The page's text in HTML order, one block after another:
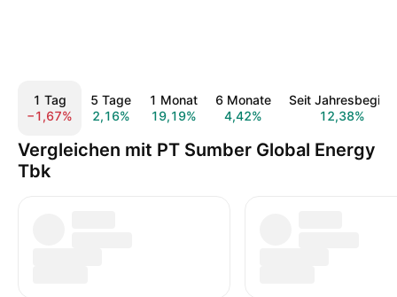
1 Tag
−1,67%
5 Tage
2,16%
1 Monat
19,19%
6 Monate
4,42%
Seit Jahresbeginn
12,38%
Vergleichen mit PT Sumber Global Energy
Tbk